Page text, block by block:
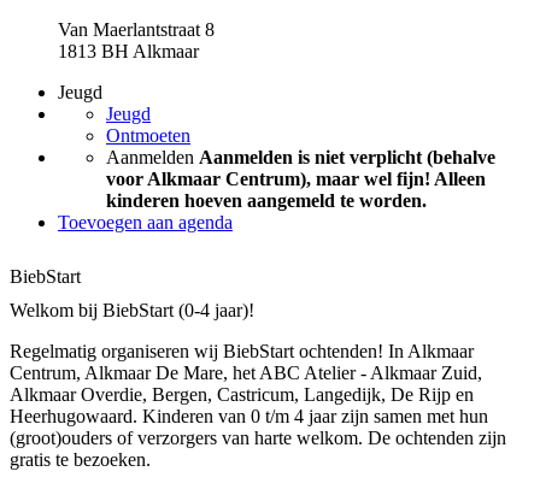
Van Maerlantstraat 8
1813 BH Alkmaar
Jeugd
Jeugd
Ontmoeten
Aanmelden Aanmelden is niet verplicht (behalve
voor Alkmaar Centrum), maar wel fijn! Alleen
kinderen hoeven aangemeld te worden.
Toevoegen aan agenda
BiebStart
Welkom bij BiebStart (0-4 jaar)!
Regelmatig organiseren wij BiebStart ochtenden! In Alkmaar
Centrum, Alkmaar De Mare, het ABC Atelier - Alkmaar Zuid,
Alkmaar Overdie, Bergen, Castricum, Langedijk, De Rijp en
Heerhugowaard. Kinderen van 0 t/m 4 jaar zijn samen met hun
(groot)ouders of verzorgers van harte welkom. De ochtenden zijn
gratis te bezoeken.